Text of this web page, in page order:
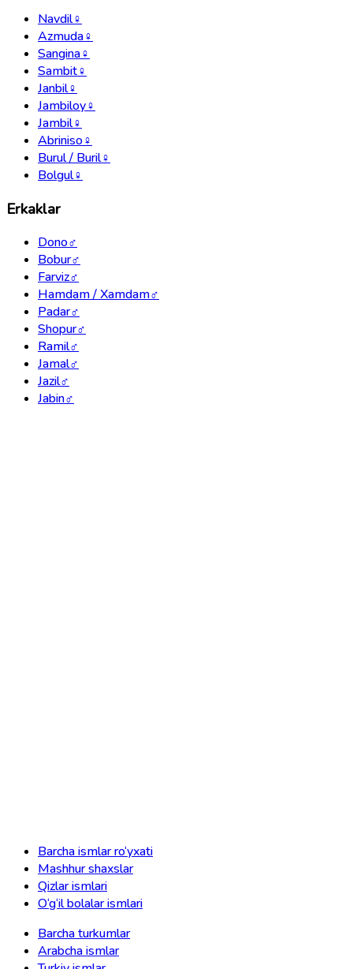
Navdil♀
Azmuda♀
Sangina♀
Sambit♀
Janbil♀
Jambiloy♀
Jambil♀
Abriniso♀
Burul / Buril♀
Bolgul♀
Erkaklar
Dono♂
Bobur♂
Farviz♂
Hamdam / Xamdam♂
Padar♂
Shopur♂
Ramil♂
Jamal♂
Jazil♂
Jabin♂
Barcha ismlar ro‘yxati
Mashhur shaxslar
Qizlar ismlari
O‘g‘il bolalar ismlari
Barcha turkumlar
Arabcha ismlar